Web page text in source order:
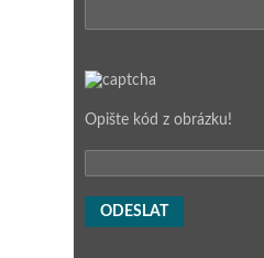
Opište kód z obrázku!